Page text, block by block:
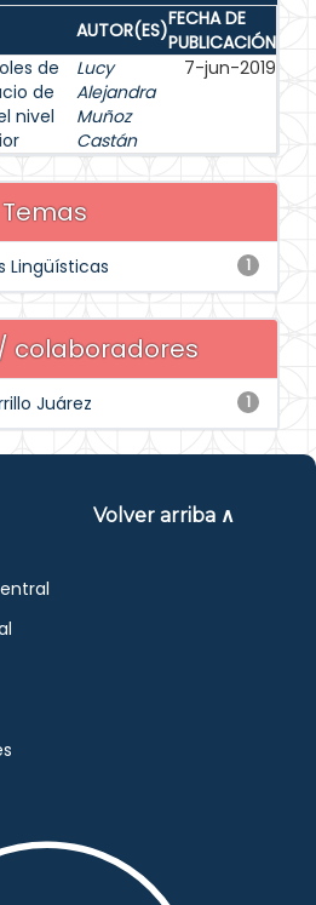
AUTOR(ES)FECHA DE
PUBLICACIÓN
de
de
nivel
Lucy
Alejandra
Muñoz
Castán
7-jun-2019
Temas
1
Lingüísticas
colaboradores
1
Juárez
Volver arriba ∧